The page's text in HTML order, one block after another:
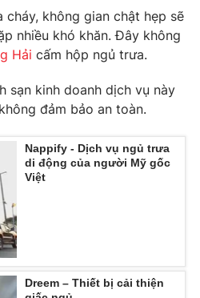
lai
không gian chật hẹp sẽ
nhiều khó khăn. Đây không
Hải cấm hộp ngủ trưa.
sạn kinh doanh dịch vụ này
đảm bảo an toàn.
Nappify - Dịch vụ ngủ trưa
di động của người Mỹ gốc
Việt
Dreem – Thiết bị cải thiện